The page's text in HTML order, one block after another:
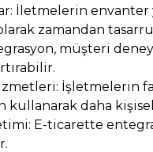
İletmelerin
olarak zamandan
müşteri
İşletmelerin
daha
E-ticarette